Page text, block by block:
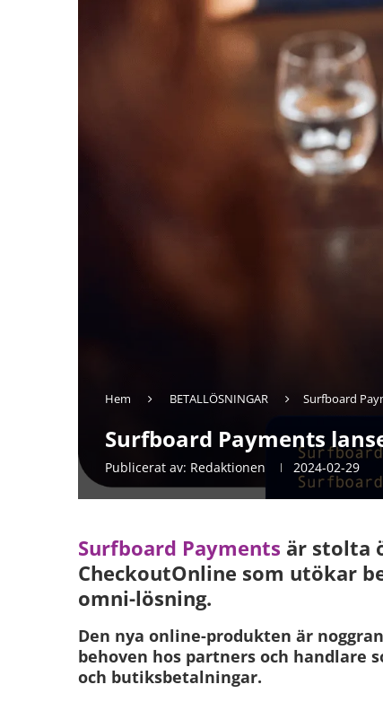
Hem BETALLÖSNINGAR Surfboard
Surfboard Payments
Publicerat av: Redaktionen 2024-02-29
Surfboard Payments är stolta
CheckoutOnline som utökar
omni-lösning.
Den nya online-produkten är
behoven hos partners och handlare
och butiksbetalningar.